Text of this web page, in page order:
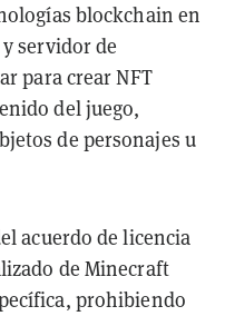
blockchain en
servidor de
para crear NFT
del juego,
de personajes u
acuerdo de licencia
de Minecraft
prohibiendo